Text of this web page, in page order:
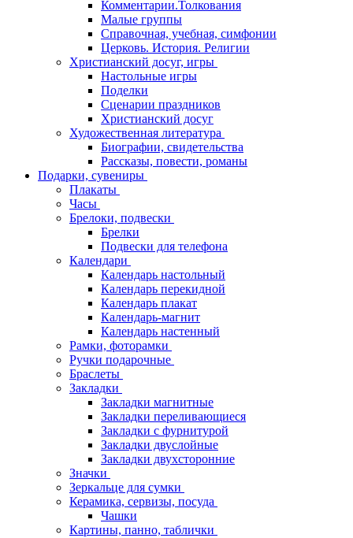
Комментарии.Толкования
Малые группы
Справочная, учебная, симфонии
Церковь. История. Религии
Христианский досуг, игры
Настольные игры
Поделки
Сценарии праздников
Христианский досуг
Художественная литература
Биографии, свидетельства
Рассказы, повести, романы
Подарки, сувениры
Плакаты
Часы
Брелоки, подвески
Брелки
Подвески для телефона
Календари
Календарь настольный
Календарь перекидной
Календарь плакат
Календарь-магнит
Календарь настенный
Рамки, фоторамки
Ручки подарочные
Браслеты
Закладки
Закладки магнитные
Закладки переливающиеся
Закладки с фурнитурой
Закладки двуслойные
Закладки двухсторонние
Значки
Зеркальце для сумки
Керамика, сервизы, посуда
Чашки
Картины, панно, таблички